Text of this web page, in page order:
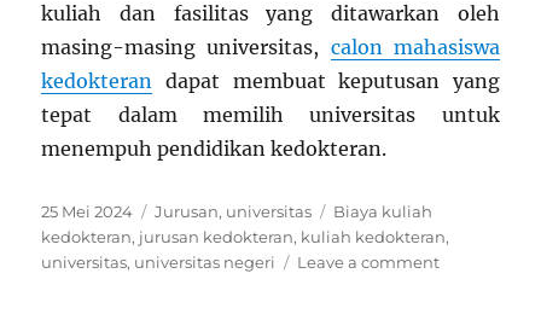
kuliah dan fasilitas yang ditawarkan oleh
masing-masing universitas, calon mahasiswa
kedokteran dapat membuat keputusan yang
tepat dalam memilih universitas untuk
menempuh pendidikan kedokteran.
Posted
on
25 Mei 2024 Categories
Jurusan, universitas Tags
Biaya kuliah
kedokteran, jurusan kedokteran, kuliah kedokteran,
universitas, universitas negeri Leave a commenton